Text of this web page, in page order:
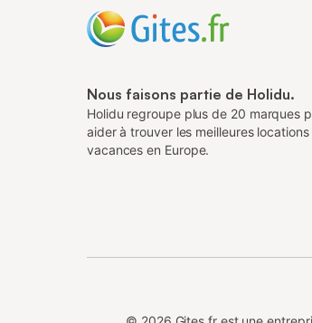
Nous faisons partie de Holidu.
Holidu regroupe plus de 20 marques
aider à trouver les meilleures locations
vacances en Europe.